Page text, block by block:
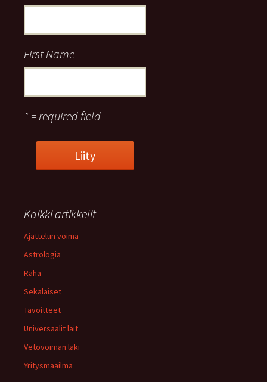
First Name
* = required field
Kaikki artikkelit
Ajattelun voima
Astrologia
Raha
Sekalaiset
Tavoitteet
Universaalit lait
Vetovoiman laki
Yritysmaailma